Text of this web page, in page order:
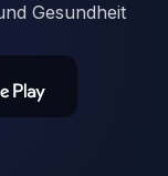
Gesundheit